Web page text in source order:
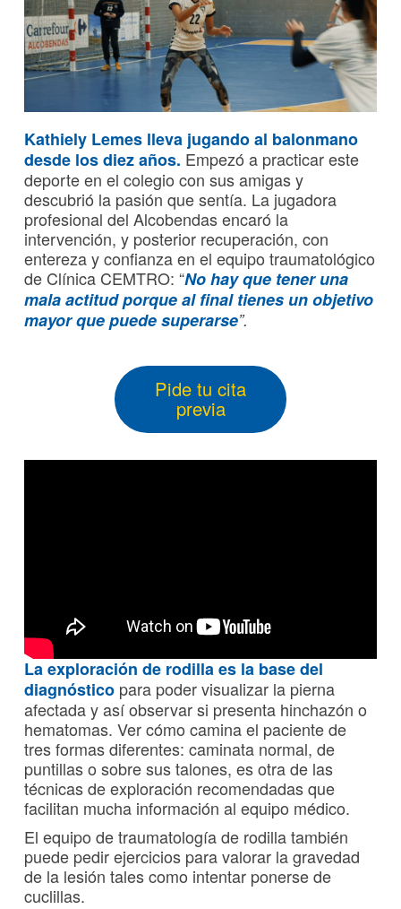
Kathiely Lemes lleva jugando al balonmano
desde los diez años. Empezó a practicar este
deporte en el colegio con sus amigas y
descubrió la pasión que sentía. La jugadora
profesional del Alcobendas encaró la
intervención, y posterior recuperación, con
entereza y confianza en el equipo traumatológico
de Clínica CEMTRO: “No hay que tener una
mala actitud porque al final tienes un objetivo
mayor que puede superarse”.
Pide tu cita
previa
La exploración de rodillaes la base del
diagnóstico para poder visualizar la pierna
afectada y así observar si presenta hinchazón o
hematomas. Ver cómo camina el paciente de
tres formas diferentes: caminata normal, de
puntillas o sobre sus talones, es otra de las
técnicas de exploración recomendadas que
facilitan mucha información al equipo médico.
El equipo de traumatología de rodilla también
puede pedir ejercicios para valorar la gravedad
de la lesión tales como intentar ponerse de
cuclillas.